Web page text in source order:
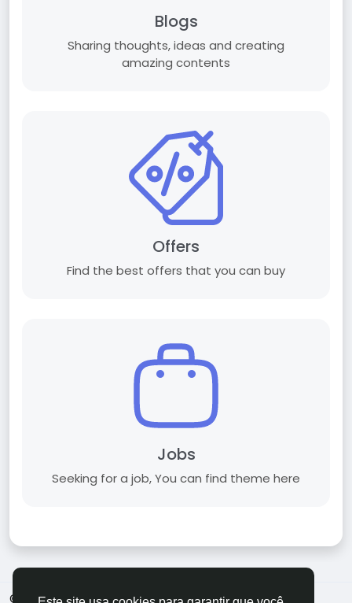
Blogs
Sharing thoughts, ideas and creating
amazing contents
Offers
Find the best offers that you can buy
Jobs
Seeking for a job, You can find theme here
© 2026 Sngine Portuguese (Brazil)